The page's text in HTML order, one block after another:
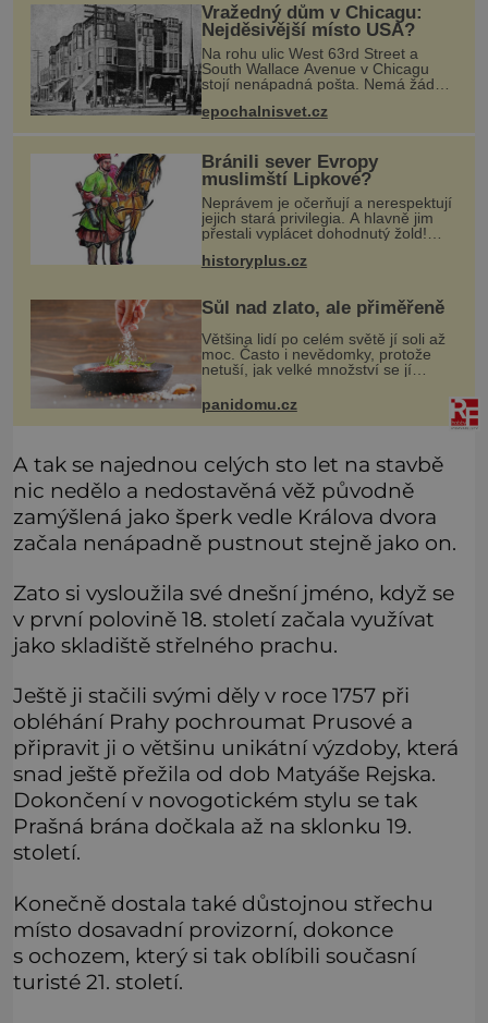
Vražedný dům v Chicagu:
Nejděsivější místo USA?
Na rohu ulic West 63rd Street a
South Wallace Avenue v Chicagu
stojí nenápadná pošta. Nemá žádný
speciální nápis ani pamětní desku. A
přesto prý místní zaměstnanci neradi
chodí do sklepa. Právě tady t
epochalnisvet.cz
Bránili sever Evropy
muslimští Lipkové?
Neprávem je očerňují a nerespektují
jejich stará privilegia. A hlavně jim
přestali vyplácet dohodnutý žold!
hlasitě protestují, jenže spravedlnosti
historyplus.cz
Sůl nad zlato, ale přiměřeně
Většina lidí po celém světě jí soli až
moc. Často i nevědomky, protože
netuší, jak velké množství se jí
potravinách, dokonce i těch
sladkých. Sůl je zdravá
panidomu.cz
A tak se najednou celých sto let na stavbě
nic nedělo a nedostavěná věž původně
zamýšlená jako šperk vedle Králova dvora
začala nenápadně pustnout stejně jako on.
Zato si vysloužila své dnešní jméno, když se
v první polovině 18. století začala využívat
jako skladiště střelného prachu.
Ještě ji stačili svými děly v roce 1757 při
obléhání Prahy pochroumat Prusové a
připravit ji o většinu unikátní výzdoby, která
snad ještě přežila od dob Matyáše Rejska.
Dokončení v novogotickém stylu se tak
Prašná brána dočkala až na sklonku 19.
století.
Konečně dostala také důstojnou střechu
místo dosavadní provizorní, dokonce
s ochozem, který si tak oblíbili současní
turisté 21. století.